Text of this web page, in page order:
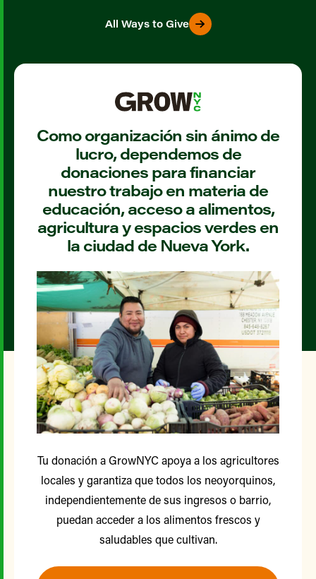
All Ways to Give
Como organización sin ánimo de
lucro, dependemos de
donaciones para financiar
nuestro trabajo en materia de
educación, acceso a alimentos,
agricultura y espacios verdes en
la ciudad de Nueva York.
Tu donación a GrowNYC apoya a los agricultores
locales y garantiza que todos los neoyorquinos,
independientemente de sus ingresos o barrio,
puedan acceder a los alimentos frescos y
saludables que cultivan.